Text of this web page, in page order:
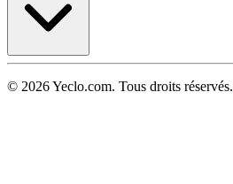
© 2026 Yeclo.com. Tous droits réservés.